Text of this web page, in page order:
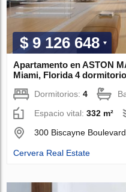
$ 9 126 648
Apartamento en ASTON
Miami, Florida 4
Dormitorios:4
Espacio vital:332 m²
300 Biscayne
Cervera Real Estate